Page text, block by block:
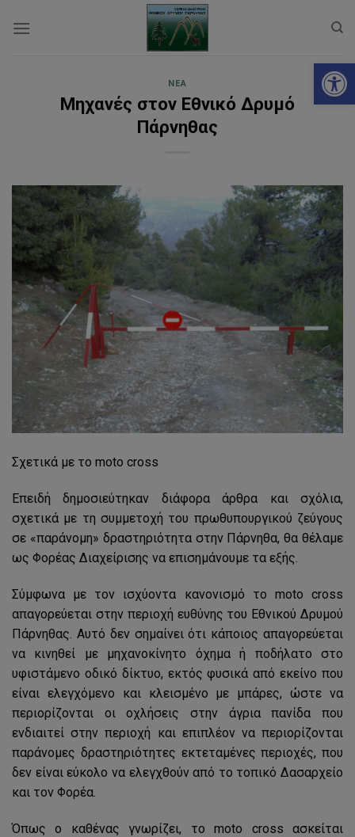
ΝΈΑ
Μηχανές στον Εθνικό Δρυμό
Πάρνηθας
Σχετικά με το moto cross
Επειδή δημοσιεύτηκαν διάφορα άρθρα και σχόλια,
σχετικά με τη συμμετοχή του πρωθυπουργικού ζεύγους
σε «παράνομη» δραστηριότητα στην Πάρνηθα, θα θέλαμε
ως Φορέας Διαχείρισης να επισημάνουμε τα εξής.
Σύμφωνα με τον ισχύοντα κανονισμό το moto cross
απαγορεύεται στην περιοχή ευθύνης του Εθνικού Δρυμού
Πάρνηθας. Αυτό δεν σημαίνει ότι κάποιος απαγορεύεται
να κινηθεί με μηχανοκίνητο όχημα ή ποδήλατο στο
υφιστάμενο οδικό δίκτυο, εκτός φυσικά από εκείνο που
είναι ελεγχόμενο και κλεισμένο με μπάρες, ώστε να
περιορίζονται οι οχλήσεις στην άγρια πανίδα που
ενδιαιτεί στην περιοχή και επιπλέον να περιορίζονται
παράνομες δραστηριότητες εκτεταμένες περιοχές, που
δεν είναι εύκολο να ελεγχθούν από το τοπικό Δασαρχείο
και τον Φορέα.
Όπως ο καθένας γνωρίζει, το moto cross ασκείται